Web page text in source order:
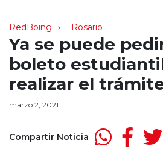
RedBoing Rosario
Ya se puede
boleto
realizar el
marzo 2, 2021
Compartir Noticia